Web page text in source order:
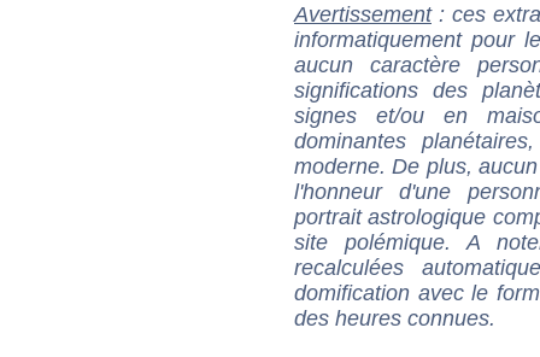
Avertissement: ces
informatiquement pour
aucun caractère
significations des
signes et/ou en
dominantes
moderne. De plus,
l'honneur d'une
portrait astrologique
site polémique. A
recalculées
domification avec le
des heures connues.